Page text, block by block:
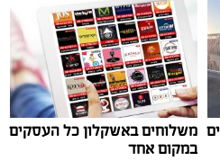
מוחלפת תקרה
המותקנת על גג
מערכת סולארית חדשה
תשפ"ז, עיריית אשקלון
החינוך ברחבי העיר,
משלוחים באשקלון כל העסקים
במקום אחד